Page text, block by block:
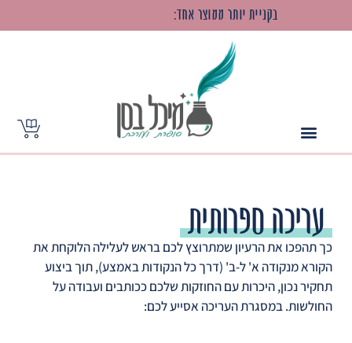
בקנייתיותרממוצראחד:ס
עריכה ספרותית
כך תהפכו את הרעיון שמתרוצץ לכם בראש לעלילה הלוקחת את
הקורא מנקודה א' ל-ב' (דרך כל הנקודות באמצע), תוך ביצוע
תחקיר נכון, היכרות עם החוזקות שלכם ככותבים ועבודה על
החולשות. במסגרת העריכה אסייע לכם: